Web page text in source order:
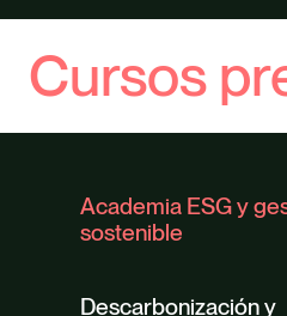
Cursos
Academia ESG y
sostenible
Descarbonización y